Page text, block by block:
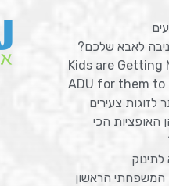
לאבא שלכם?
Kids are Getting
ADU for them to
לזוגות צעירים
האופציות הכי
המשפחתי הראשון